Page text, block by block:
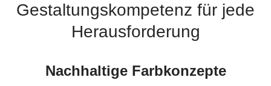
Gestaltungskompetenz für jede
Herausforderung
Nachhaltige Farbkonzepte